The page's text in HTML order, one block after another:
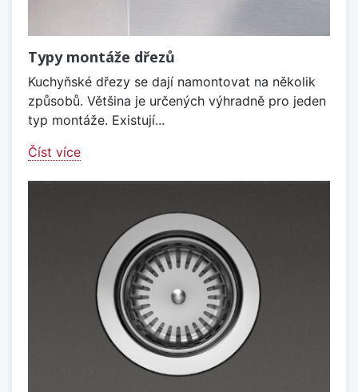
Typy montáže dřezů
Kuchyňské dřezy se dají namontovat na několik
způsobů. Většina je určených výhradně pro jeden
typ montáže. Existují...
Číst více